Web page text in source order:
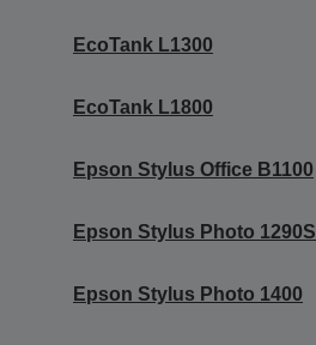
EcoTank L1300
EcoTank L1800
Epson Stylus Office B1100
Epson Stylus Photo 1290S
Epson Stylus Photo 1400